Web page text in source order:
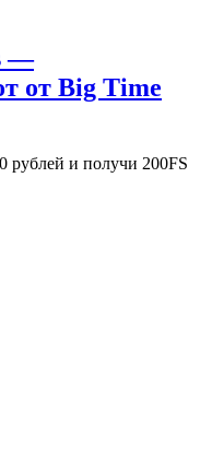
—
от Big Time
рублей и получи 200FS